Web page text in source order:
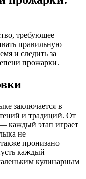
требующее
правильную
и следить за
прожарки.
заключается в
и традиций. От
каждый этап играет
не
пронизано
каждый
кулинарным